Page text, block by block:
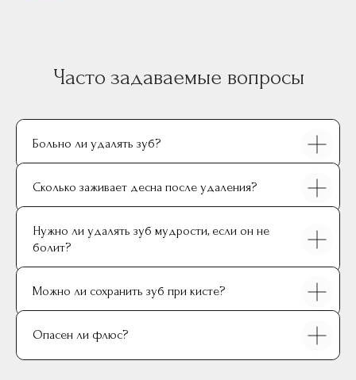
Больно ли удалять зуб?
Сколько заживает десна после удаления?
Нужно ли удалять зуб мудрости, если он не
болит?
Можно ли сохранить зуб при кисте?
Опасен ли флюс?
Выберите клинику
+7
обработку своих персональных данных
Оставить заявку